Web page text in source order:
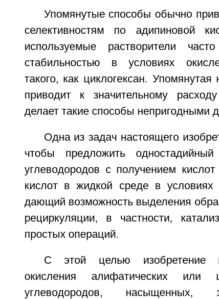
Упомянутые способы обычно
селективностям по адипиновой
используемые растворители
стабильностью в условиях
такого, как циклогексан. Упомянутая
приводит к значительному
делает такие способы непригодными
Одна из задач настоящего
чтобы предложить
углеводородов с получением
кислот в жидкой среде в условиях
дающий возможность выделения
рециркуляции, в частности,
простых операций.
С этой целью изобретение
окисления алифатических или
углеводородов, насыщенных,